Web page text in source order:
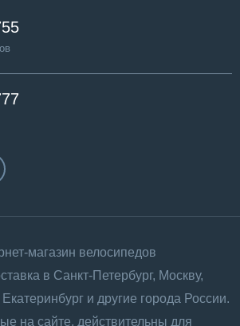
магазин велосипедов
в Санкт-Петербург, Москву,
и другие города России.
на сайте, действительны для